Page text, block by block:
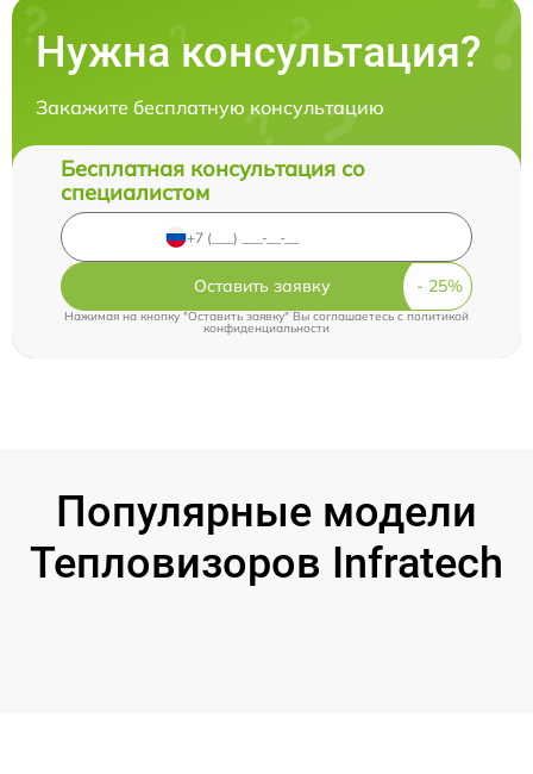
Нужна консультация?
Закажите бесплатную консультацию
Бесплатная консультация со
специалистом
Оставить заявку
Нажимая на кнопку "Оставить заявку" Вы соглашаетесь c политикой
конфиденциальности
Популярные модели
Тепловизоров Infratech